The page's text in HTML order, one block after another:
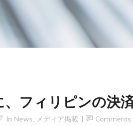
、フィリピンの決
In News, メディア掲載 Comments